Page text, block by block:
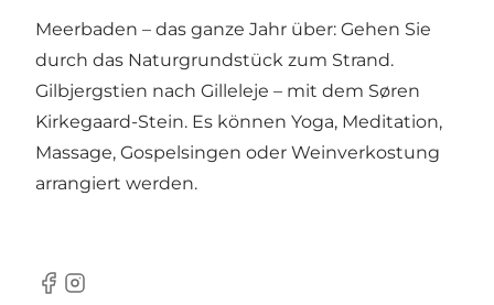
Meerbaden – das ganze Jahr über: Gehen Sie
durch das Naturgrundstück zum Strand.
Gilbjergstien nach Gilleleje – mit dem Søren
Kirkegaard-Stein. Es können Yoga, Meditation,
Massage, Gospelsingen oder Weinverkostung
arrangiert werden.
Facebook
Instagram